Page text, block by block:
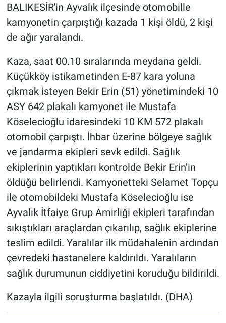
BALIKESİR'in Ayvalık ilçesinde otomobille
kamyonetin çarpıştığı kazada 1 kişi öldü, 2 kişi
de ağır yaralandı.
Kaza, saat 00.10 sıralarında meydana geldi.
Küçükköy istikametinden E-87 kara yoluna
çıkmak isteyen Bekir Erin (51) yönetimindeki 10
ASY 642 plakalı kamyonet ile Mustafa
Köselecioğlu idaresindeki 10 KM 572 plakalı
otomobil çarpıştı. İhbar üzerine bölgeye sağlık
ve jandarma ekipleri sevk edildi. Sağlık
ekiplerinin yaptıkları kontrolde Bekir Erin’in
öldüğü belirlendi. Kamyonetteki Selamet Topçu
ile otomobildeki Mustafa Köselecioğlu ise
Ayvalık İtfaiye Grup Amirliği ekipleri tarafından
sıkıştıkları araçlardan çıkarılıp, sağlık ekiplerine
teslim edildi. Yaralılar ilk müdahalenin ardından
çevredeki hastanelere kaldırıldı. Yaralıların
sağlık durumunun ciddiyetini koruduğu bildirildi.
Kazayla ilgili soruşturma başlatıldı. (DHA)